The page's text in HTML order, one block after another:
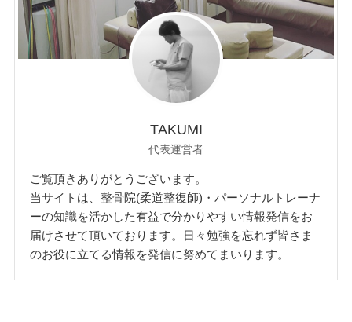
TAKUMI
代表運営者
ご覧頂きありがとうございます。
当サイトは、整骨院(柔道整復師)・パーソナルトレーナ
ーの知識を活かした有益で分かりやすい情報発信をお
届けさせて頂いております。日々勉強を忘れず皆さま
のお役に立てる情報を発信に努めてまいります。